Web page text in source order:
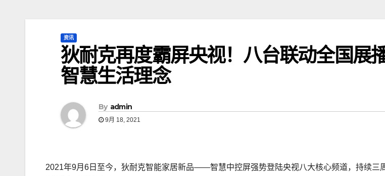
资讯
狄耐克再度霸屏央视！八台联动全国展
智慧生活理念
By admin
9月 18, 2021
2021年9月6日至今，狄耐克智能家居新品——智慧中控屏强势登陆央视八大核心频道，持续三